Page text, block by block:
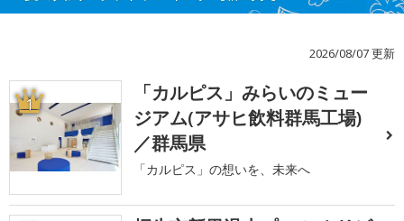
2026/08/07 更新
1
「カルピス」みらいのミュー
ジアム(アサヒ飲料群馬工場)
／群馬県
「カルピス」の想いを、未来へ